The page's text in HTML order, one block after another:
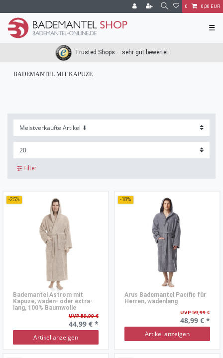
0 0,00 EUR
☰
Trusted Shops – sehr gut bewertet
BADEMANTEL MIT KAPUZE
Filter
-25%
Bademantel Astrom mit
Kapuze, waden- oder extra-
lang, 100% Baumwolle
UVP 59,99 €
44,99 € *
Artikel anzeigen
-18%
Arus Bademantel Pacific für
Herren, wadenlang
UVP 59,99 €
48,99 € *
Artikel anzeigen